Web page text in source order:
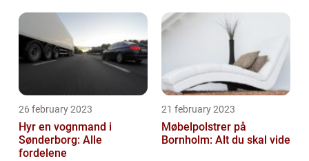
26 february 2023
Hyr en vognmand i
Sønderborg: Alle
fordelene
21 february 2023
Møbelpolstrer på
Bornholm: Alt du skal vide